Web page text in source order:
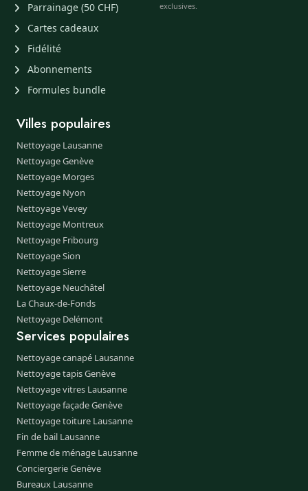
Parrainage (50 CHF)
Cartes cadeaux
Fidélité
Abonnements
Formules bundle
exclusives.
Villes populaires
Nettoyage Lausanne
Nettoyage Genève
Nettoyage Morges
Nettoyage Nyon
Nettoyage Vevey
Nettoyage Montreux
Nettoyage Fribourg
Nettoyage Sion
Nettoyage Sierre
Nettoyage Neuchâtel
La Chaux-de-Fonds
Nettoyage Delémont
Services populaires
Nettoyage canapé Lausanne
Nettoyage tapis Genève
Nettoyage vitres Lausanne
Nettoyage façade Genève
Nettoyage toiture Lausanne
Fin de bail Lausanne
Femme de ménage Lausanne
Conciergerie Genève
Bureaux Lausanne